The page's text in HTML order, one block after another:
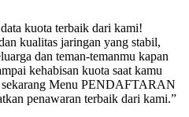
kuota terbaik dari kami!
kualitas jaringan yang stabil,
dan teman-temanmu kapan
kehabisan kuota saat kamu
Menu PENDAFTARAN
penawaran terbaik dari kami.”